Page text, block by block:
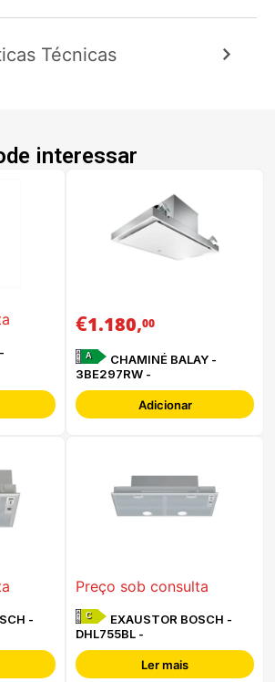
Técnicas
interessar
€1.180,00
A
CHAMINÉ BALAY -
3BE297RW -
Adicionar
-
Preço sob consulta
C
EXAUSTOR BOSCH -
DHL755BL -
Ler mais